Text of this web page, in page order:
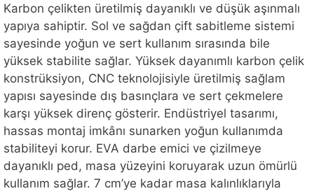
Karbon çelikten üretilmiş dayanıklı ve düşük aşınmalı
yapıya sahiptir. Sol ve sağdan çift sabitleme sistemi
sayesinde yoğun ve sert kullanım sırasında bile
yüksek stabilite sağlar. Yüksek dayanımlı karbon çelik
konstrüksiyon, CNC teknolojisiyle üretilmiş sağlam
yapısı sayesinde dış basınçlara ve sert çekmelere
karşı yüksek direnç gösterir. Endüstriyel tasarımı,
hassas montaj imkânı sunarken yoğun kullanımda
stabiliteyi korur. EVA darbe emici ve çizilmeye
dayanıklı ped, masa yüzeyini koruyarak uzun ömürlü
kullanım sağlar. 7 cm’ye kadar masa kalınlıklarıyla